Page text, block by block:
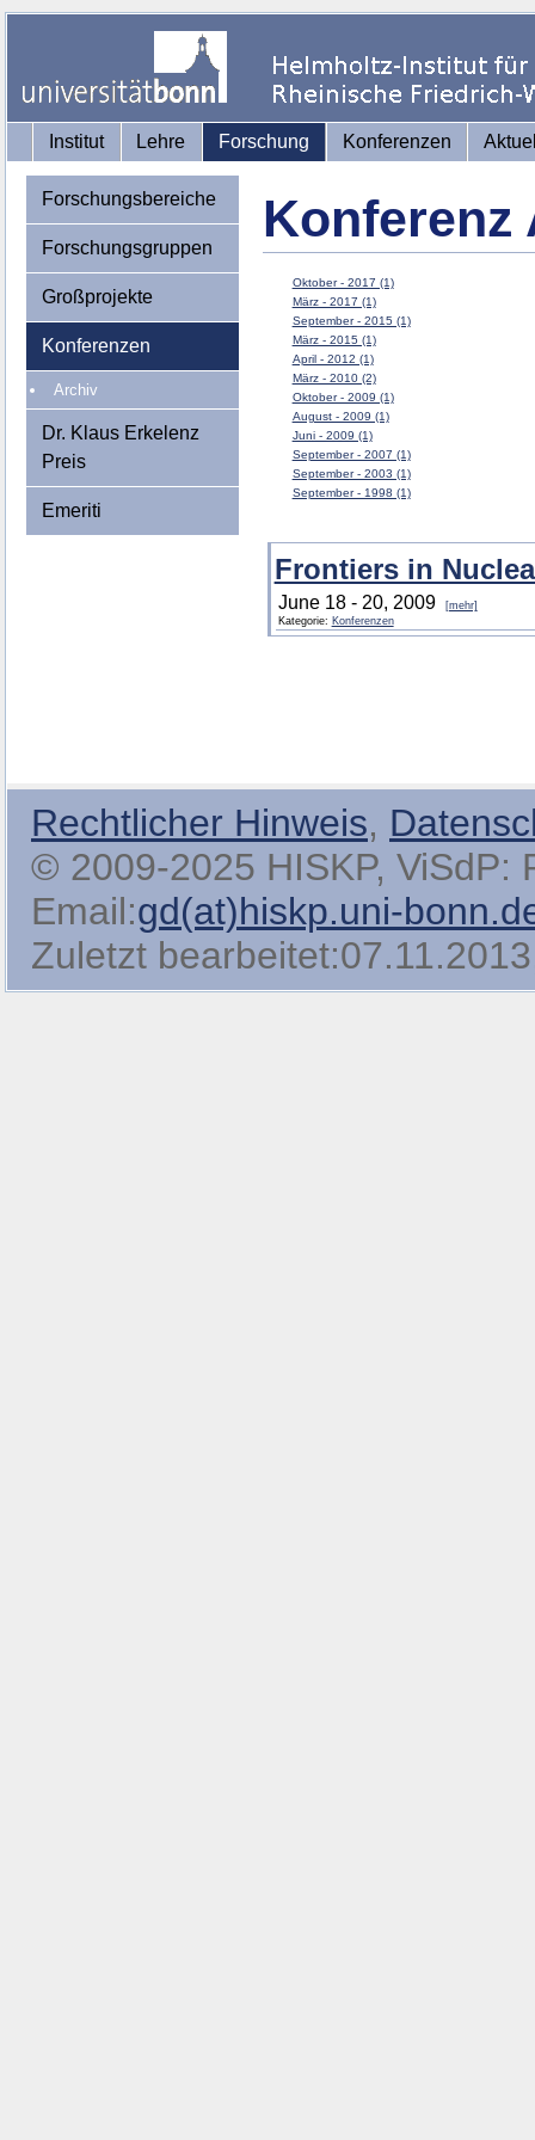
Institut Lehre Forschung Konferenzen
Forschungsbereiche
Forschungsgruppen
Großprojekte
Konferenzen
Archiv
Dr. Klaus Erkelenz
Preis
Emeriti
Konferenz
Oktober - 2017 (1)
März - 2017 (1)
September - 2015 (1)
März - 2015 (1)
April - 2012 (1)
März - 2010 (2)
Oktober - 2009 (1)
August - 2009 (1)
Juni - 2009 (1)
September - 2007 (1)
September - 2003 (1)
September - 1998 (1)
Frontiers in
June 18 - 20, 2009
[mehr]
Kategorie: Konferenzen
Rechtlicher Hinweis,
© 2009-2025 HISKP, ViSdP:
Email:gd(at)hiskp.uni-
Zuletzt